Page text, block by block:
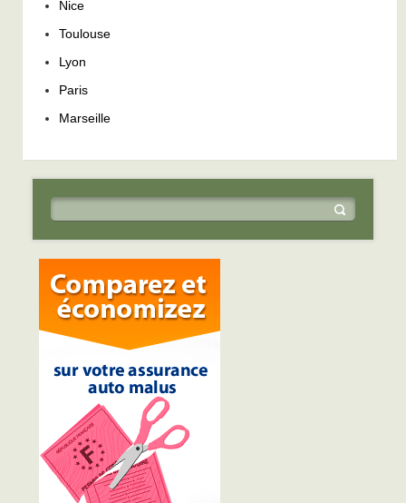
Nice
Toulouse
Lyon
Paris
Marseille